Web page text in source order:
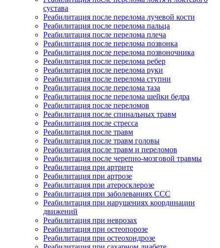
сустава
Реабилитация после перелома лучевой кости
Реабилитация после перелома пальца
Реабилитация после перелома плеча
Реабилитация после перелома позвонка
Реабилитация после перелома позвоночника
Реабилитация после перелома ребер
Реабилитация после перелома руки
Реабилитация после перелома ступни
Реабилитация после перелома таза
Реабилитация после перелома шейки бедра
Реабилитация после переломов
Реабилитация после спинальных травм
Реабилитация после стресса
Реабилитация после травм
Реабилитация после травм головы
Реабилитация после травм и переломов
Реабилитация после черепно-мозговой травмы
Реабилитация при артрите
Реабилитация при артрозе
Реабилитация при атеросклерозе
Реабилитация при заболеваниях ССС
Реабилитация при нарушениях координации
движений
Реабилитация при неврозах
Реабилитация при остеопорозе
Реабилитация при остеохондрозе